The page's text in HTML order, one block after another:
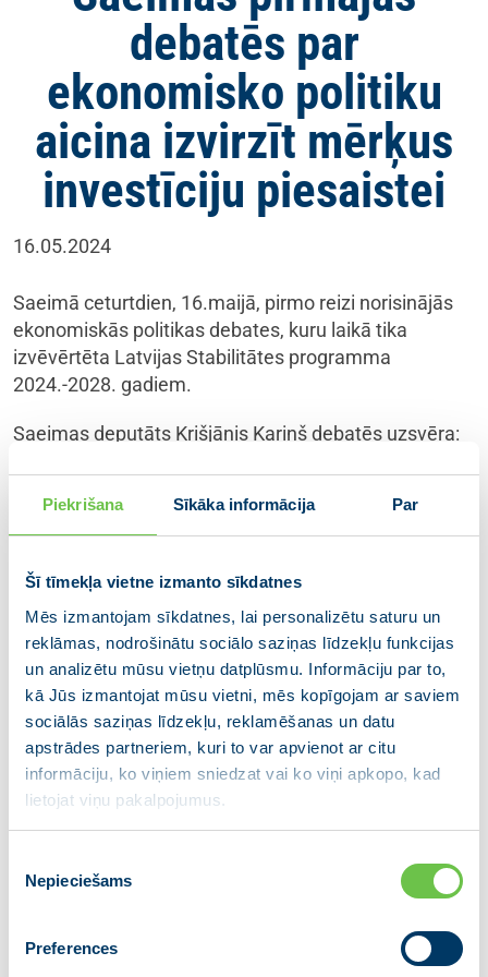
Piekrišana Sīkāka informācija Par
Šī tīmekļa vietne izmanto sīkdatnes
Mēs izmantojam sīkdatnes, lai personalizētu saturu un
reklāmas, nodrošinātu sociālo saziņas līdzekļu funkcijas
un analizētu mūsu vietņu datplūsmu. Informāciju par to,
kā Jūs izmantojat mūsu vietni, mēs kopīgojam ar saviem
sociālās saziņas līdzekļu, reklamēšanas un datu
apstrādes partneriem, kuri to var apvienot ar citu
informāciju, ko viņiem sniedzat vai ko viņi apkopo, kad
lietojat viņu pakalpojumus.
izvēle
Nepieciešams
Preferences
debatēs par
ekonomisko politiku
aicina izvirzīt mērķus
investīciju piesaistei
16.05.2024
Saeimā ceturtdien, 16.maijā, pirmo reizi norisinājās
ekonomiskās politikas debates, kuru laikā tika
izvēvērtēta Latvijas Stabilitātes programma
2024.-2028. gadiem.
Saeimas deputāts Krišjānis Kariņš debatēs uzsvēra:
ražojošos uzņēmumos, mums nepieciešams novērst
formālismu un atbildīgām institūcijām definēt
mērķus.”
Jātiek vaļā no sodīšanas kultūras. Tā parādās mazās
lietās un attīstās līdz lielām, kavējot kopējo Latvijas
attīstību. Piemēram, Valmierā kontrolējošām
iestādēm apsūdzot virkni pašvaldību amatpersonu
par it kā negodprātīgu rīcību, tika apdraudēta
uzņēmuma Patria ražotnes izveide un citas
investīcijas, iespējams, aizbiedētas no Latvijas,
norādīja Kariņš.
aģentūru, Ekonomikas ministriju un valdību kopumā
gadu laikā piesaistīt vismaz trīs 500 miljonu eiro